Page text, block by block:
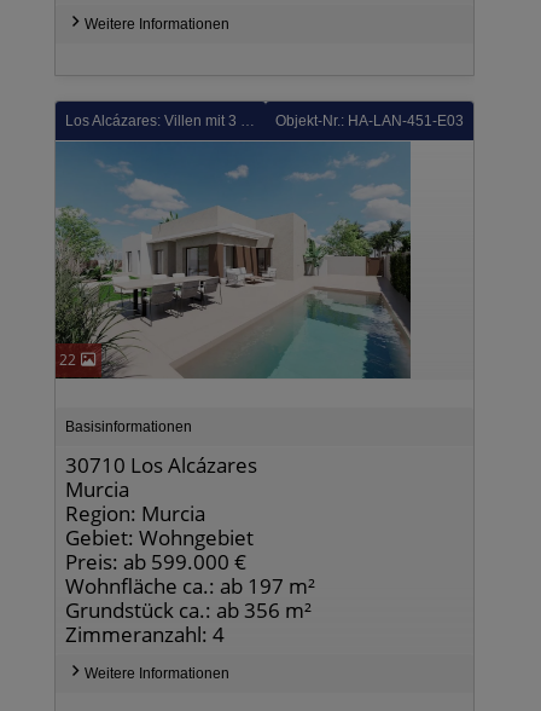
Weitere Informationen
Objekt-Nr.: HA-LAN-451-E03
22
Basisinformationen
30710 Los Alcázares
Murcia
Region: Murcia
Gebiet: Wohngebiet
Preis: ab 599.000 €
Wohnfläche ca.: ab 197 m²
Grundstück ca.: ab 356 m²
Zimmeranzahl: 4
Weitere Informationen